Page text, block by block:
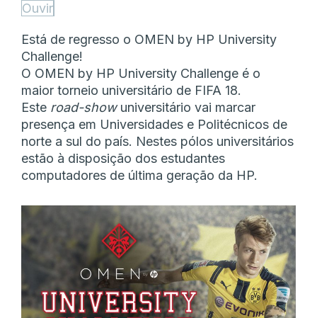
Ouvir
Está de regresso o OMEN by HP University
Challenge!
O OMEN by HP University Challenge é o
maior torneio universitário de FIFA 18.
Este road-showuniversitário vai marcar
presença em Universidades e Politécnicos de
norte a sul do país. Nestes pólos universitários
estão à disposição dos estudantes
computadores de última geração da HP.